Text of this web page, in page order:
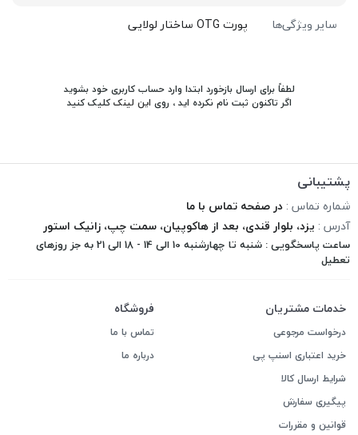
سایر ویژگی‌ها
پورت OTG ساختار لولایی
لطفاً برای ارسال بازخورد ابتدا وارد حساب کاربری خود بشوید
اگر تاکنون ثبت نام نکرده اید ، روی این لینک کلیک کنید
پشتیبانی
شماره تماس : در صفحه تماس با ما
آدرس : یزد، بلوار قندی، بعد از هاکوپیان، سمت چپ، زانیک استور
ساعت پاسخگویی : شنبه تا چهارشنبه 10 الی 14 - 18 الی 21 به جز روزهای
تعطیل
خدمات مشتریان
درخواست مرجوعی
خرید اعتباری اسنپ پی
شرایط ارسال کالا
پیگیری سفارش
قوانین و مقررات
فروشگاه
تماس با ما
درباره ما